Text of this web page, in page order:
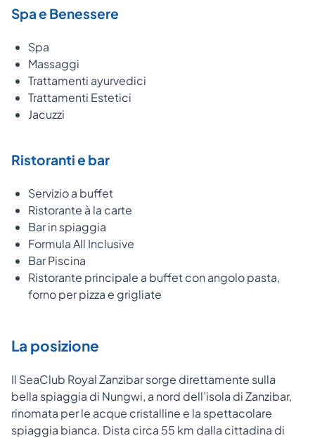
Spa e Benessere
Spa
Massaggi
Trattamenti ayurvedici
Trattamenti Estetici
Jacuzzi
Ristoranti e bar
Servizio a buffet
Ristorante à la carte
Bar in spiaggia
Formula All Inclusive
Bar Piscina
Ristorante principale a buffet con angolo pasta,
forno per pizza e grigliate
La posizione
Il SeaClub Royal Zanzibar sorge direttamente sulla
bella spiaggia di Nungwi, a nord dell’isola di Zanzibar,
rinomata per le acque cristalline e la spettacolare
spiaggia bianca. Dista circa 55 km dalla cittadina di